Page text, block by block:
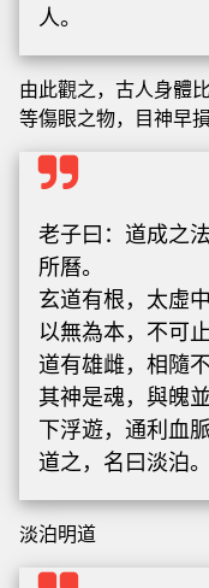
人。
由此觀之，古人身體
等傷眼之物，目神早損
老子曰：道成之
所曆。
玄道有根，太虛中
以無為本，不可止
道有雄雌，相隨不
其神是魂，與魄
下浮遊，通利血
道之，名曰淡泊。
淡泊明道